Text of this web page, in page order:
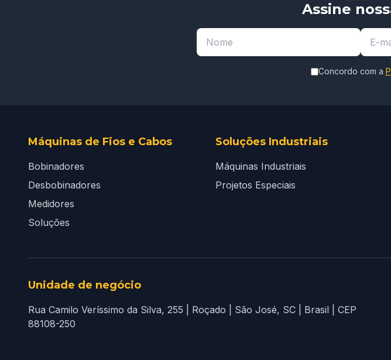
Assine
Concordo com a
Máquinas de Fios e Cabos
Bobinadores
Desbobinadores
Medidores
Soluções
Soluções Industriais
Máquinas Industriais
Projetos Especiais
Unidade de negócio
Rua Camilo Veríssimo da Silva, 255 | Roçado | São José, SC | Brasil | CEP
88108-250